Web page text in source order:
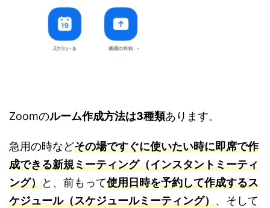
Zoomのルーム作成方法は3種類あります。
急用の時などその場ですぐに使いたい時に即席で作
成できる新規ミーティング（インスタントミーティ
ング）と、前もって使用日時を予約して作成するス
ケジュール（スケジュールミーティング）、そして